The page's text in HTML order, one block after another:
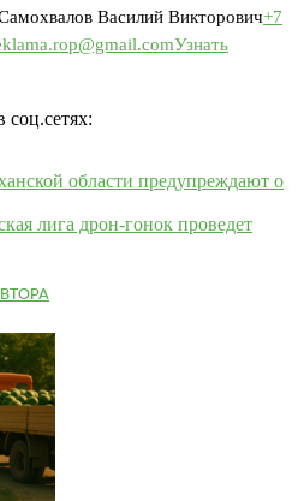
Василий Викторович+7
Узнать
соц.сетях:
области предупреждают о
лига дрон-гонок проведет